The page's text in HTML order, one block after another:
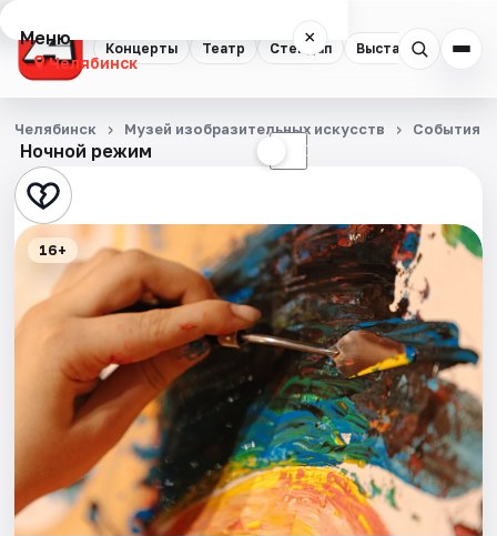
Концерты Театр Стендап Выставки
Меню ×
Челябинск
Концерты
Театр
Стендап
Выставки
Квесты
Экскурсии
Спорт
События
Ночной режим ☾
Челябинск Музей изобразительных искусств События
16+